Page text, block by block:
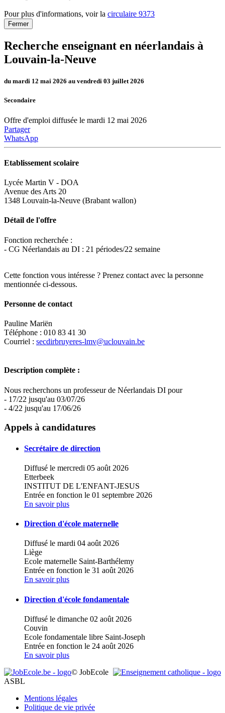
Pour plus d'informations, voir la circulaire 9373
Fermer
Recherche enseignant en néerlandais à
Louvain-la-Neuve
du mardi 12 mai 2026 au vendredi 03 juillet 2026
Secondaire
Offre d'emploi diffusée le mardi 12 mai 2026
Partager
WhatsApp
Etablissement scolaire
Lycée Martin V - DOA
Avenue des Arts 20
1348 Louvain-la-Neuve (Brabant wallon)
Détail de l'offre
Fonction recherchée :
- CG Néerlandais au DI : 21 périodes/22 semaine
Cette fonction vous intéresse ? Prenez contact avec la personne
mentionnée ci-dessous.
Personne de contact
Pauline Mariën
Téléphone : 010 83 41 30
Courriel : secdirbruyeres-lmv@uclouvain.be
Description complète :
Nous recherchons un professeur de Néerlandais DI pour
- 17/22 jusqu'au 03/07/26
- 4/22 jusqu'au 17/06/26
Lycée Martin V - DOA
+
Appels à candidatures
Secrétaire de direction
Diffusé le mercredi 05 août 2026
Etterbeek
INSTITUT DE L'ENFANT-JESUS
Entrée en fonction le 01 septembre 2026
En savoir plus
Direction d'école maternelle
Diffusé le mardi 04 août 2026
Liège
Ecole maternelle Saint-Barthélemy
Entrée en fonction le 31 août 2026
En savoir plus
Direction d'école fondamentale
Diffusé le dimanche 02 août 2026
Couvin
Ecole fondamentale libre Saint-Joseph
Entrée en fonction le 24 août 2026
En savoir plus
© JobEcole
ASBL
Mentions légales
Politique de vie privée